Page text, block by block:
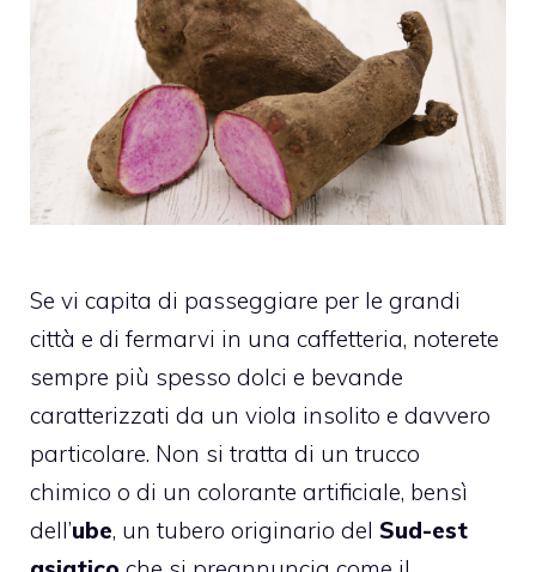
Se vi capita di passeggiare per le grandi
città e di fermarvi in una caffetteria, noterete
sempre più spesso dolci e bevande
caratterizzati da un viola insolito e davvero
particolare. Non si tratta di un trucco
chimico o di un colorante artificiale, bensì
dell’ube, un tubero originario del Sud-est